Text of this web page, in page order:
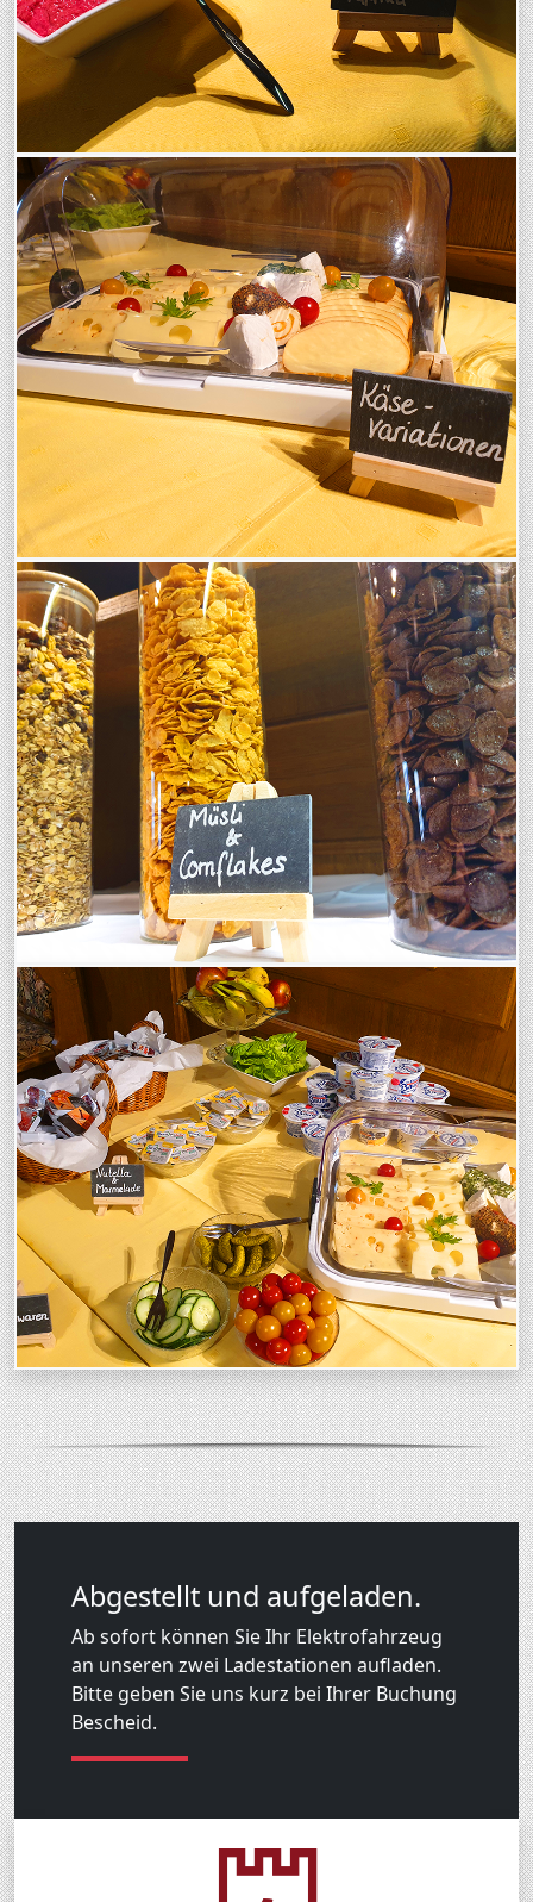
Abgestellt und aufgeladen.
Ab sofort können Sie Ihr Elektrofahrzeug
an unseren zwei Ladestationen aufladen.
Bitte geben Sie uns kurz bei Ihrer Buchung
Bescheid.